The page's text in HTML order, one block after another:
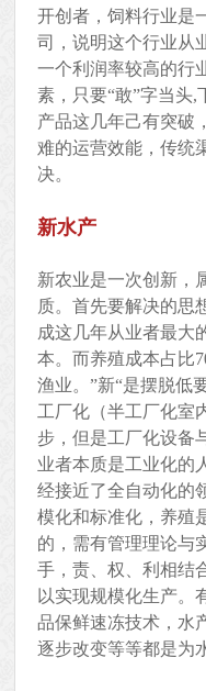
开创者，饲料行业是
司，说明这个行业从
一个利润率较高的行
素，只要“敢”字当头
产品这几年己有突破
难的运营效能，传统
决。
新水产
新农业是一次创新，
质。首先要解决的思
成这几年从业者最大
本。而养殖成本占比
渔业。”新“是摆脱低
工厂化（半工厂化室
步，但是工厂化设备
业者本质是工业化的
经接近了全自动化的
模化和标准化，养殖
的，需有管理理论与
手，责、权、利相结
以实现规模化生产。
品保鲜速冻技术，水
逐步改变等等都是为